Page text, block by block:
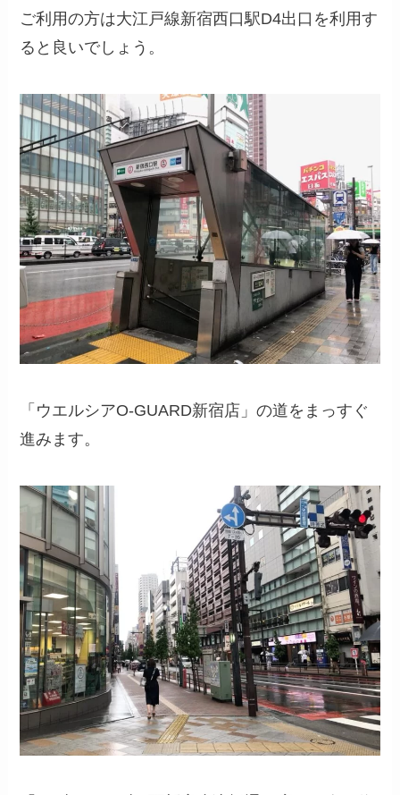
ご利用の方は大江戸線新宿西口駅D4出口を利用す
ると良いでしょう。
「ウエルシアO-GUARD新宿店」の道をまっすぐ
進みます。